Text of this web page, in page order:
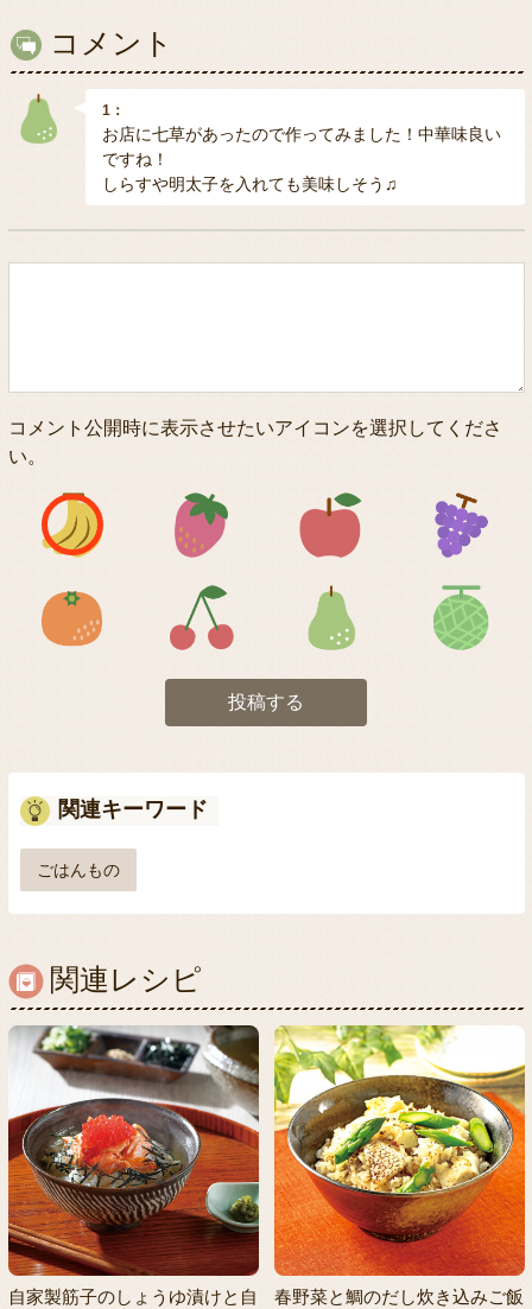
コメント
1：
お店に七草があったので作ってみました！中華味良い
ですね！
しらすや明太子を入れても美味しそう♫
コメント公開時に表示させたいアイコンを選択してくださ
い。
アイコン1 アイコン2 アイコン3
アイコン5 アイコン6 アイコン7
投稿する
関連キーワード
ごはんもの
関連レシピ
自家製筋子のしょうゆ漬けと自
春野菜と鯛のだし炊き込みご飯